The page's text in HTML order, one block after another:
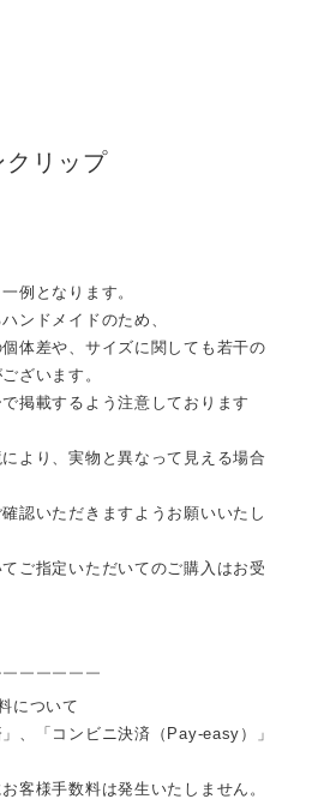
クリップ
例となります。
ンドメイドのため、
体差や、サイズに関しても若干の
ざいます。
掲載するよう注意しております
より、実物と異なって見える場合
認いただきますようお願いいたし
ご指定いただいてのご購入はお受
￣￣￣￣￣
について
、「コンビニ決済（Pay-easy）」
客様手数料は発生いたしません。